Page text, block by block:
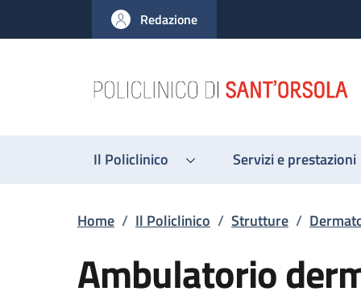
al contenuto principale
to footer content
Redazione
Il Policlinico Servizi e prestazioni
Briciole di pane
Home / Il Policlinico / Strutture /
Ambulatorio